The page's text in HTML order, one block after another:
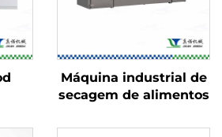
Máquina industrial de
secagem de alimentos